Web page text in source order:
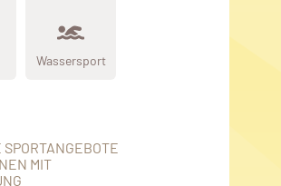
Wassersport
MIT